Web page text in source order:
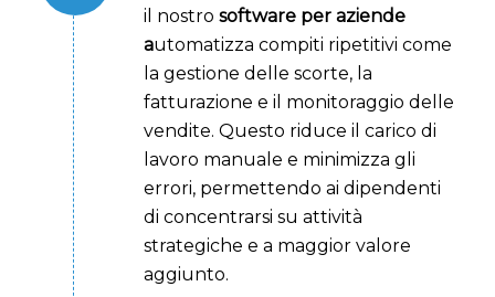
il nostro software per aziende
automatizza compiti ripetitivi come
la gestione delle scorte, la
fatturazione e il monitoraggio delle
vendite. Questo riduce il carico di
lavoro manuale e minimizza gli
errori, permettendo ai dipendenti
di concentrarsi su attività
strategiche e a maggior valore
aggiunto.